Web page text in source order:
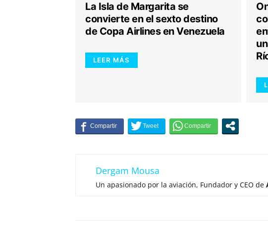
La Isla de Margarita se
convierte en el sexto destino
de Copa Airlines en Venezuela
LEER MÁS
Dergam Mousa
Un apasionado por la aviación, Fundador y CEO de